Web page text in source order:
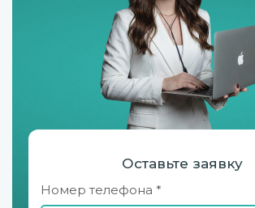
Оставьте заявку
Номер телефона *